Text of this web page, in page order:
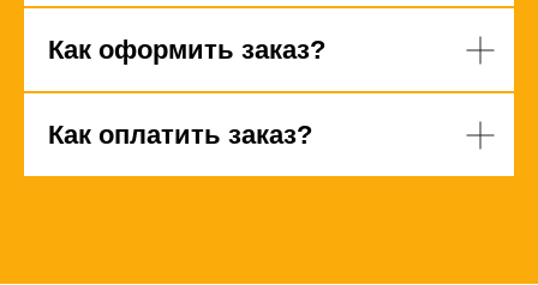
Как оформить заказ?
Как оплатить заказ?